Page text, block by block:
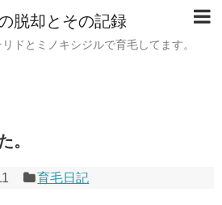
脱却とその記録
ドとミノキシジルで育毛してます。
。
育毛日記